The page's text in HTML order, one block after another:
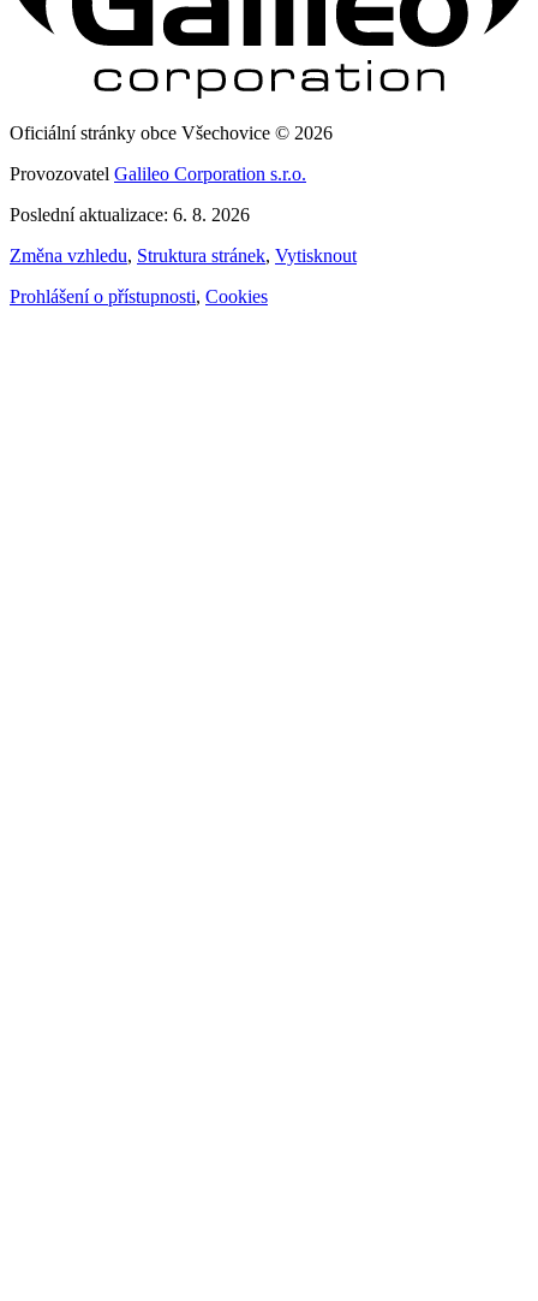
Oficiální stránky obce Všechovice © 2026
Provozovatel Galileo Corporation s.r.o.
Poslední aktualizace: 6. 8. 2026
Změna vzhledu, Struktura stránek, Vytisknout
Prohlášení o přístupnosti, Cookies